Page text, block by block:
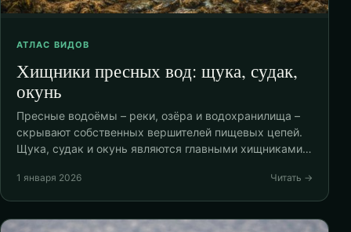
АТЛАС ВИДОВ
Хищники пресных вод: щука, судак,
окунь
Пресные водоёмы – реки, озёра и водохранилища –
скрывают собственных вершителей пищевых цепей.
Щука, судак и окунь являются главными хищниками…
1 января 2026 Читать →